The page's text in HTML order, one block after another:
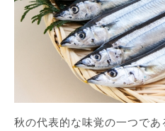
秋の代表的な味覚の一つで